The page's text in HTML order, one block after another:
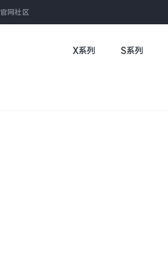
官网社区
X系列 S系列